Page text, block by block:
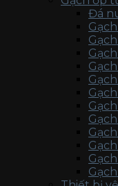
Đá